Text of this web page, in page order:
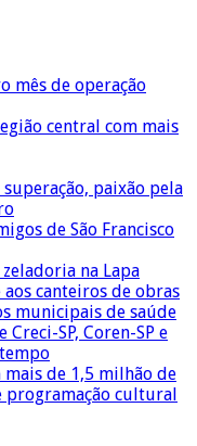
mês de operação
central com mais
paixão pela
de São Francisco
na Lapa
canteiros de obras
municipais de saúde
SP, Coren-SP e
de 1,5 milhão de
programação cultural